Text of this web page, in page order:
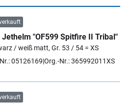
Jethelm "OF599 Spitfire II Tribal"
/ weiß matt, Gr. 53 / 54 = XS
05126169 Org.-Nr.: 365992011XS